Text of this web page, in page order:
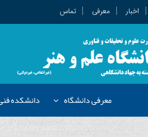
اخبار معرفی تماس
معرفی دانشگاه دانشکده